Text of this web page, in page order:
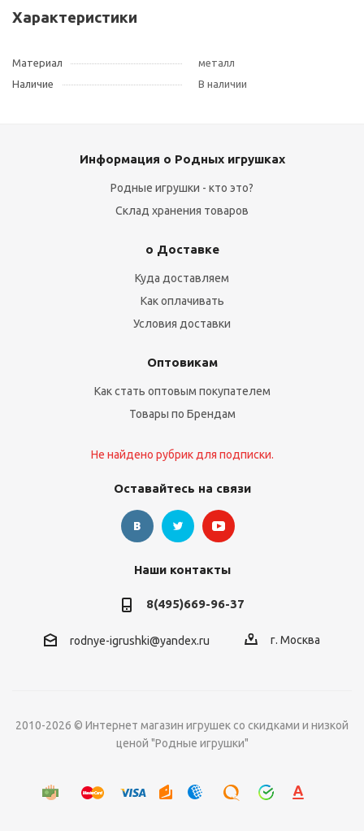
Характеристики
Материал
металл
Наличие
В наличии
Информация о Родных игрушках
Родные игрушки - кто это?
Склад хранения товаров
о Доставке
Куда доставляем
Как оплачивать
Условия доставки
Оптовикам
Как стать оптовым покупателем
Товары по Брендам
Не найдено рубрик для подписки.
Оставайтесь на связи
Наши контакты
8(495)669-96-37
rodnye-igrushki@yandex.ru г. Москва
2010-2026 © Интернет магазин игрушек со скидками и низкой
ценой "Родные игрушки"